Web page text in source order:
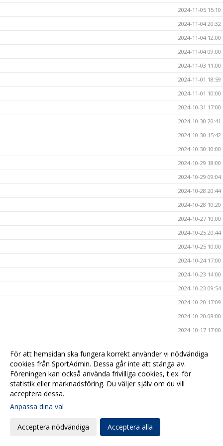
2024-11-05 15:10
2024-11-04 20:32
2024-11-04 12:00
2024-11-04 09:00
2024-11-03 11:00
2024-11-01 18:59
2024-11-01 10:00
2024-10-31 17:00
2024-10-30 20:41
2024-10-30 15:42
2024-10-30 10:00
2024-10-29 18:00
2024-10-29 09:04
2024-10-28 20:44
2024-10-28 10:20
2024-10-27 10:00
2024-10-25 20:44
2024-10-25 10:00
2024-10-24 17:00
2024-10-23 14:00
2024-10-23 09:54
2024-10-20 17:09
2024-10-20 08:00
2024-10-17 17:00
2024-10-16 08:00
2024-10-15 10:40
2024-10-14 15:47
För att hemsidan ska fungera korrekt använder vi nödvändiga
cookies från SportAdmin. Dessa går inte att stänga av.
Föreningen kan också använda frivilliga cookies, t.ex. för
statistik eller marknadsföring. Du väljer själv om du vill
acceptera dessa.
Anpassa dina val
Acceptera nödvändiga Acceptera alla